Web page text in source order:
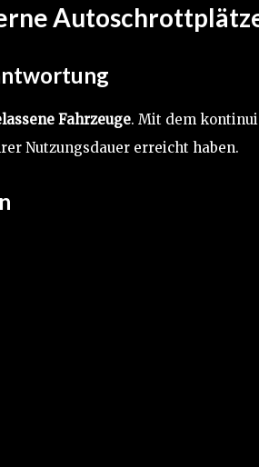
Fahrzeuge. Mit dem
Nutzungsdauer erreicht haben.